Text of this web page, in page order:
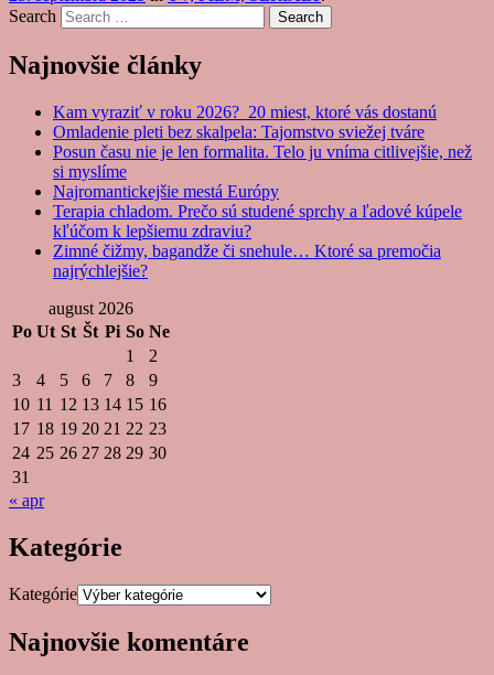
Search
Najnovšie články
Kam vyraziť v roku 2026? 20 miest, ktoré vás dostanú
Omladenie pleti bez skalpela: Tajomstvo sviežej tváre
Posun času nie je len formalita. Telo ju vníma citlivejšie, než
si myslíme
Najromantickejšie mestá Európy
Terapia chladom. Prečo sú studené sprchy a ľadové kúpele
kľúčom k lepšiemu zdraviu?
Zimné čižmy, bagandže či snehule… Ktoré sa premočia
najrýchlejšie?
august 2026
Po Ut St Št Pi So Ne
1
2
3
4 5 6 7 8
9
10 11 12 13 14 15 16
17 18 19 20 21 22 23
24 25 26 27 28 29 30
31
« apr
Kategórie
Kategórie
Najnovšie komentáre